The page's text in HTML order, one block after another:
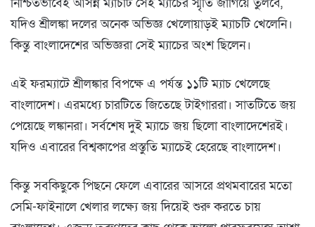
যদিও শ্রীলঙ্কা দলের অনেক অভিজ্ঞ খেলোয়াড়ই ম্যাচটি খেলেনি।
কিন্তু বাংলাদেশের অভিজ্ঞরা সেই ম্যাচের অংশ ছিলেন।
এই ফরম্যাটে শ্রীলঙ্কার বিপক্ষে এ পর্যন্ত ১১টি ম্যাচ খেলেছে
বাংলাদেশ। এরমধ্যে চারটিতে জিতেছে টাইগাররা। সাতটিতে জয়
পেয়েছে লঙ্কানরা। সর্বশেষ দুই ম্যাচে জয় ছিলো বাংলাদেশেরই।
যদিও এবারের বিশ্বকাপের প্রস্তুতি ম্যাচেই হেরেছে বাংলাদেশ।
কিন্তু সবকিছুকে পিছনে ফেলে এবারের আসরে প্রথমবারের মতো
সেমি-ফাইনালে খেলার লক্ষ্যে জয় দিয়েই শুরু করতে চায়